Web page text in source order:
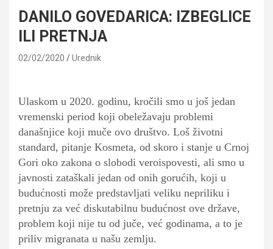
DANILO GOVEDARICA: IZBEGLICE
ILI PRETNJA
02/02/2020 Urednik
Ulaskom u 2020. godinu, kročili smo u još jedan
vremenski period koji obeležavaju problemi
današnjice koji muče ovo društvo. Loš životni
standard, pitanje Kosmeta, od skoro i stanje u Crnoj
Gori oko zakona o slobodi veroispovesti, ali smo u
javnosti zataškali jedan od onih gorućih, koji u
budućnosti može predstavljati veliku nepriliku i
pretnju za već diskutabilnu budućnost ove države,
problem koji nije tu od juče, već godinama, a to je
priliv migranata u našu zemlju.